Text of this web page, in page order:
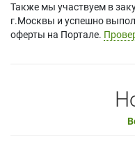
Также мы участвуем в
г.Москвы и успешно
оферты на Портале.